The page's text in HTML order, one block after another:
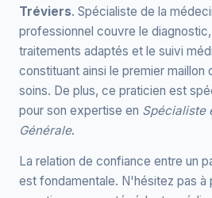
Tréviers. Spécialiste de la
professionnel couvre le
traitements adaptés et le suivi
constituant ainsi le premier
soins. De plus, ce praticien est
pour son expertise en Spécialiste
Générale.
La relation de confiance entre un
est fondamentale. N'hésitez pas à